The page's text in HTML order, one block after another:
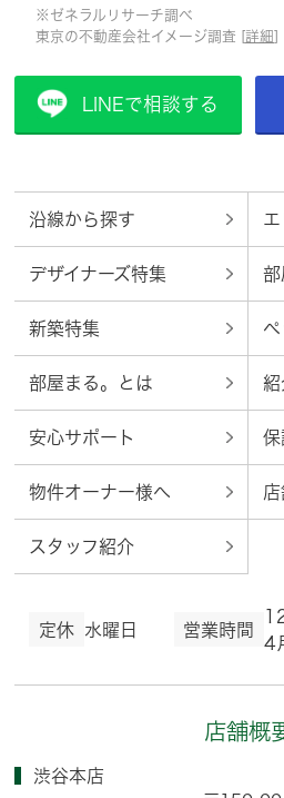
※ゼネラルリサーチ調べ
東京の不動産会社イメージ調査 [ 詳細
LINEで相談する
沿線から探す
デザイナーズ特集 部
新築特集
部屋まる。とは
安心サポート 保
物件オーナー様へ
スタッフ紹介
定休 水曜日 営業時間
4
店舗概
渋谷本店